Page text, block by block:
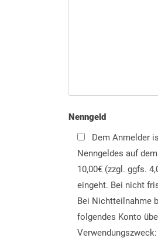
Nenngeld
Dem Anmelder
Nenngeldes auf
10,00€ (zzgl. ggfs.
eingeht. Bei nicht
Bei Nichtteilnahme
folgendes Konto